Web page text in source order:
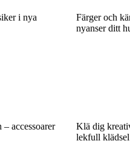
i nya
Färger och
nyanser ditt
accessoarer
Klä dig
lekfull klädsel